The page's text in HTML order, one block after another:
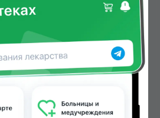
НОСА можно купить или
Дору Фарм №20 по цене от
и других городах